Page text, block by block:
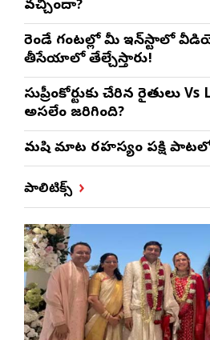
వచ్చిందా?
రెండే గంటల్లో మీ ఇన్‌స్టాలో
తీసేయాలో తేల్చేస్తారు!
సుప్రీంకోర్టుకు చేరిన రైతులు Vs
అసలేం జరిగింది?
మనిషి మాట రహస్యం పక్షి
పాలిటిక్స్